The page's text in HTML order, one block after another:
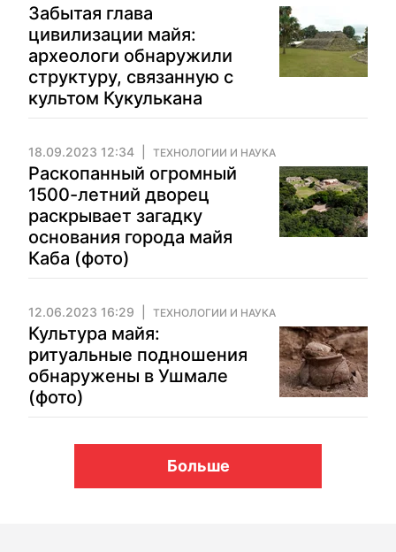
Забытая глава
цивилизации майя:
археологи обнаружили
структуру, связанную с
культом Кукулькана
18.09.2023 12:34 ТЕХНОЛОГИИ И НАУКА
Раскопанный огромный
1500-летний дворец
раскрывает загадку
основания города майя
Каба (фото)
12.06.2023 16:29 ТЕХНОЛОГИИ И НАУКА
Культура майя:
ритуальные подношения
обнаружены в Ушмале
(фото)
Больше